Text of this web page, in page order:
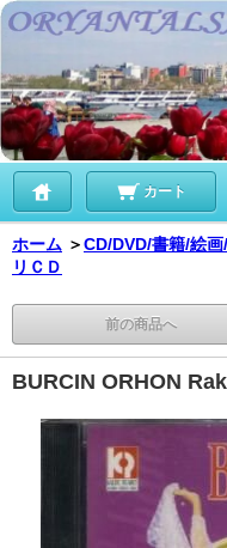
カート
ホーム ＞CD/DVD/書籍/絵
リＣＤ
前の商品へ
BURCIN ORHON